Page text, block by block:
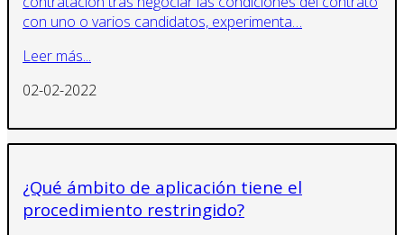
con uno o varios candidatos, experimenta…
Leer más...
02-02-2022
¿Qué ámbito de aplicación tiene el
procedimiento restringido?